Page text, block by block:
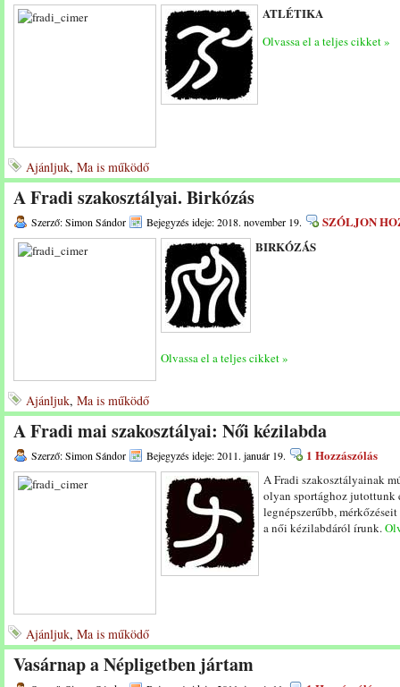
ATLÉTIKA
Olvassa el a teljes cikket »
Ajánljuk, Ma is működő
A Fradi szakosztályai. Birkózás
Szerző: Simon Sándor Bejegyzés ideje: 2018. november 19.
SZÓLJON
BIRKÓZÁS
Olvassa el a teljes cikket »
Ajánljuk, Ma is működő
A Fradi mai szakosztályai: Női kézilabda
Szerző: Simon Sándor Bejegyzés ideje: 2011. január 19. 1 Hozzászólás
A Fradi szakosztályainak
olyan sportághoz jutottunk
legnépszerűbb,
a női kézilabdáról írunk.
Ajánljuk, Ma is működő
Vasárnap a Népligetben jártam